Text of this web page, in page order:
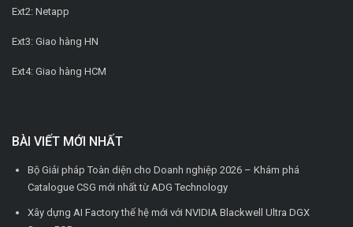
Ext2: Netapp
Ext3: Giao hàng HN
Ext4: Giao hàng HCM
BÀI VIẾT MỚI NHẤT
Bộ Giải pháp Toàn diện cho Doanh nghiệp 2026 – Khám phá
Catalogue CSG mới nhất từ ADG Technology
Xây dựng AI Factory thế hệ mới với NVIDIA Blackwell Ultra DGX